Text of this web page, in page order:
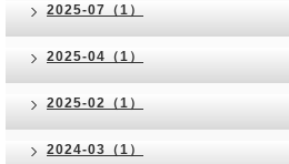
2025-07（1）
2025-04（1）
2025-02（1）
2024-03（1）